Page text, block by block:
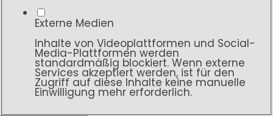
Externe Medien
Inhalte von Videoplattformen und Social-
Media-Plattformen werden
standardmäßig blockiert. Wenn externe
Services akzeptiert werden, ist für den
Zugriff auf diese Inhalte keine manuelle
Einwilligung mehr erforderlich.